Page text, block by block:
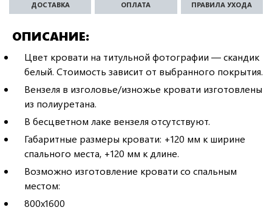
ОПИСАНИЕ
ДОСТАВКА ОПЛАТА ПРАВИЛА УХОДА
Цвет кровати на титульной фотографии — скандик
белый. Стоимость зависит от выбранного покрытия.
Вензеля в изголовье/изножье кровати изготовлены
из полиуретана.
В бесцветном лаке вензеля отсутствуют.
Габаритные размеры кровати: +120 мм к ширине
спального места, +120 мм к длине.
Возможно изготовление кровати со спальным
местом:
800х1600